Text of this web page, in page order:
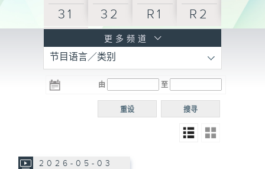
31 32 R1 R2
R3
电台 电台
R5
电台
普通
更多频道
节目语言／类别
由 至
搜寻
重设
2026-05-03